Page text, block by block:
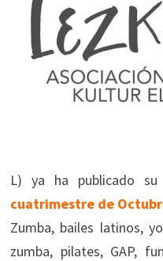
L) ya ha publicado su
cuatrimestre de
Zumba, bailes latinos,
zumba, pilates, GAP,